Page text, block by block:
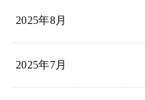
2025年8月
2025年7月